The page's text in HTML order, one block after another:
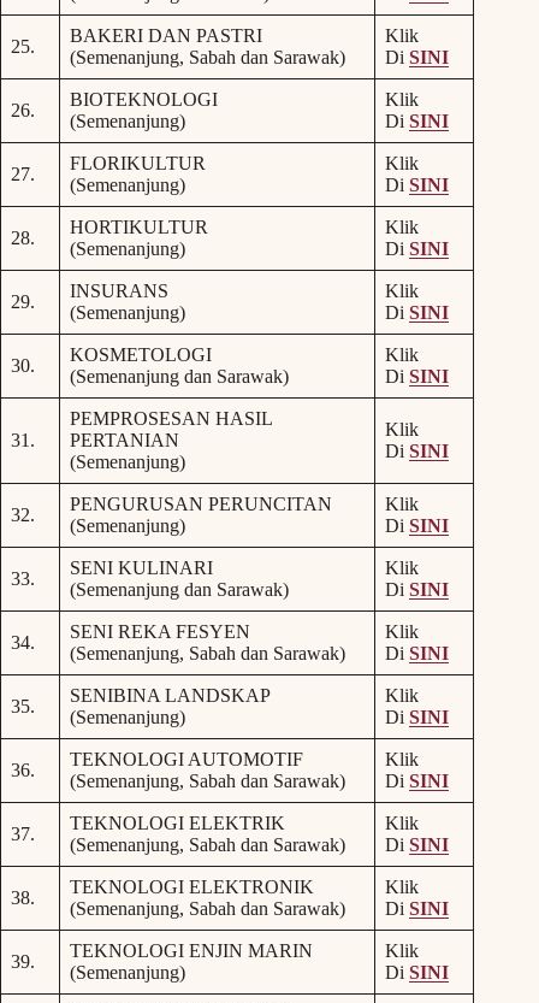
25.
BAKERI DAN PASTRI
(Semenanjung, Sabah dan Sarawak)
Klik
Di SINI
26.
BIOTEKNOLOGI
(Semenanjung)
Klik
Di SINI
27.
FLORIKULTUR
(Semenanjung)
Klik
Di SINI
28.
HORTIKULTUR
(Semenanjung)
Klik
Di SINI
29.
INSURANS
(Semenanjung)
Klik
Di SINI
30.
KOSMETOLOGI
(Semenanjung dan Sarawak)
Klik
Di SINI
31.
PEMPROSESAN HASIL
PERTANIAN
(Semenanjung)
Klik
Di SINI
32.
PENGURUSAN PERUNCITAN
(Semenanjung)
Klik
Di SINI
33.
SENI KULINARI
(Semenanjung dan Sarawak)
Klik
Di SINI
34.
SENI REKA FESYEN
(Semenanjung, Sabah dan Sarawak)
Klik
Di SINI
35.
SENIBINA LANDSKAP
(Semenanjung)
Klik
Di SINI
36.
TEKNOLOGI AUTOMOTIF
(Semenanjung, Sabah dan Sarawak)
Klik
Di SINI
37.
TEKNOLOGI ELEKTRIK
(Semenanjung, Sabah dan Sarawak)
Klik
Di SINI
38.
TEKNOLOGI ELEKTRONIK
(Semenanjung, Sabah dan Sarawak)
Klik
Di SINI
39.
TEKNOLOGI ENJIN MARIN
(Semenanjung)
Klik
Di SINI